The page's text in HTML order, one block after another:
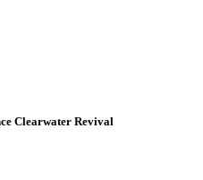
Clearwater Revival